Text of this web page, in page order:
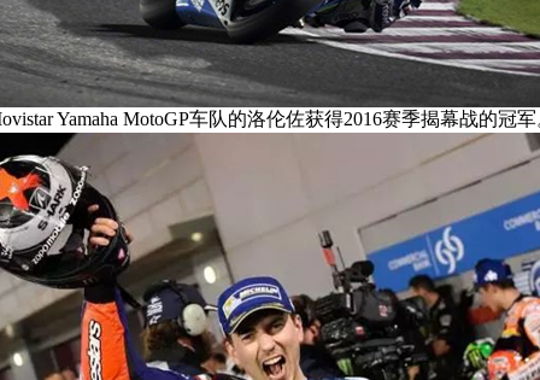
Yamaha MotoGP车队的洛伦佐获得2016赛季揭幕战的冠军